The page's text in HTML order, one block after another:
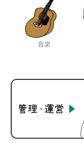
音楽